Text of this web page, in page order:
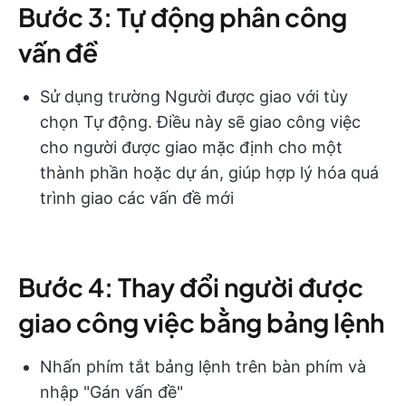
Bước 3: Tự động phân công
vấn đề
Sử dụng trường Người được giao với tùy
chọn Tự động. Điều này sẽ giao công việc
cho người được giao mặc định cho một
thành phần hoặc dự án, giúp hợp lý hóa quá
trình giao các vấn đề mới
Bước 4: Thay đổi người được
giao công việc bằng bảng lệnh
Nhấn phím tắt bảng lệnh trên bàn phím và
nhập "Gán vấn đề"